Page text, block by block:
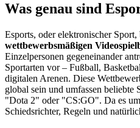
Was genau sind
Esports, oder elektronischer Sport,
wettbewerbsmäßigen
Einzelpersonen gegeneinander
Sportarten vor – Fußball,
digitalen Arenen. Diese
global sein und umfassen
"Dota 2" oder "CS:GO". Da es
Schiedsrichter, Regeln und